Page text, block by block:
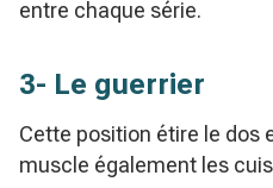
entre chaque série.
3- Le guerrier
Cette position étire le dos
muscle également les